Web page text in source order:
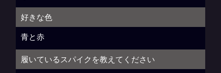
好きな色
青と赤
履いているスパイクを教えてください